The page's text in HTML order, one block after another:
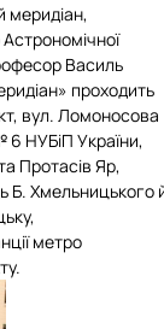
меридіан,
Василь
проходить
вул. Ломоносова
6 НУБіП України,
Протасів Яр,
Б. Хмельницького
метро